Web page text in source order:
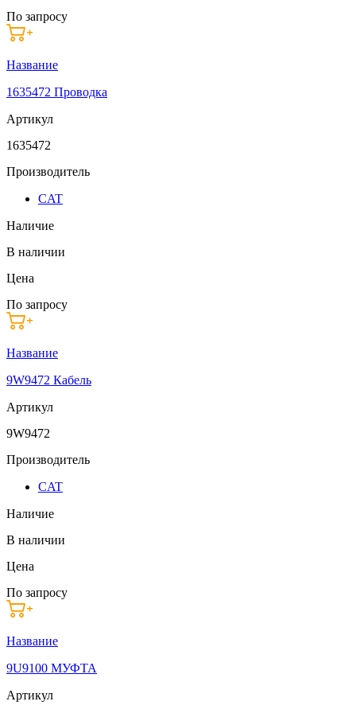
По запросу
Название
1635472 Проводка
Артикул
1635472
Производитель
CAT
Наличие
В наличии
Цена
По запросу
Название
9W9472 Кабель
Артикул
9W9472
Производитель
CAT
Наличие
В наличии
Цена
По запросу
Название
9U9100 МУФТА
Артикул